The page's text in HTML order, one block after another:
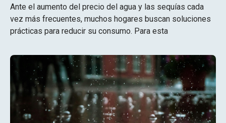
Ante el aumento del precio del agua y las sequías cada
vez más frecuentes, muchos hogares buscan soluciones
prácticas para reducir su consumo. Para esta